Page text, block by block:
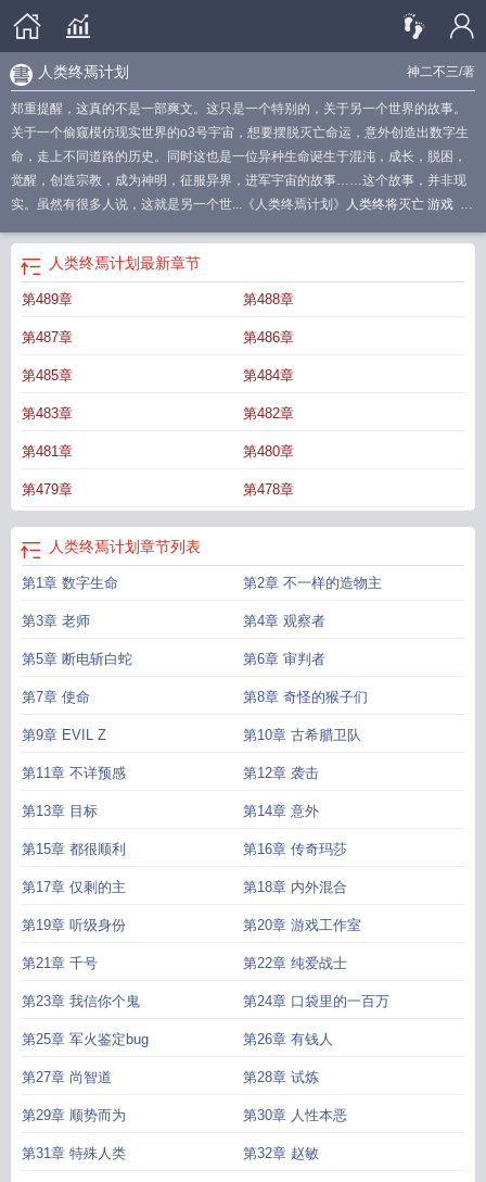
神二不三/著
人类终焉计划
郑重提醒，这真的不是一部爽文。这只是一个特别的，关于另一个世界的故事。
关于一个偷窥模仿现实世界的o3号宇宙，想要摆脱灭亡命运，意外创造出数字生
命，走上不同道路的历史。同时这也是一位异种生命诞生于混沌，成长，脱困，
觉醒，创造宗教，成为神明，征服异界，进军宇宙的故事……这个故事，并非现
实。虽然有很多人说，这就是另一个世...《人类终焉计划》
人类终将灭亡 游戏 人
终焉人形 人类的终局 人类终结电影
者 人类终结者
平台人类终焉计划txt 人类生命终焉探索
人类终焉计划最新章节
第489章 第488章
第487章 第486章
第485章 第484章
第483章 第482章
第481章 第480章
第479章 第478章
人类终焉计划章节列表
第1章 数字生命 第2章 不一样的造物主
第3章 老师 第4章 观察者
第5章 断电斩白蛇 第6章 审判者
第7章 使命 第8章 奇怪的猴子们
第9章 EVIL Z 第10章 古希腊卫队
第11章 不详预感 第12章 袭击
第13章 目标 第14章 意外
第15章 都很顺利 第16章 传奇玛莎
第17章 仅剩的主 第18章 内外混合
第19章 听级身份 第20章 游戏工作室
第21章 千号 第22章 纯爱战士
第23章 我信你个鬼 第24章 口袋里的一百万
第25章 军火鉴定bug 第26章 有钱人
第27章 尚智道 第28章 试炼
第29章 顺势而为 第30章 人性本恶
第31章 特殊人类 第32章 赵敏